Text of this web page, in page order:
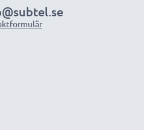
livslängd, ladda
användning.
med denna smarta,
från CELLONIC.
och 3 års garanti!